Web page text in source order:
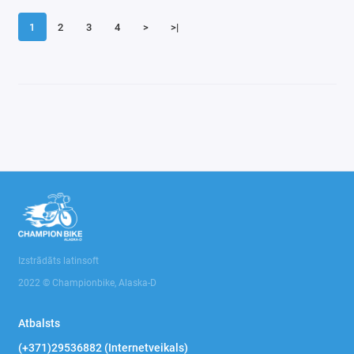
1 2 3 4 > >|
Izstrādāts latinsoft
2022 © Championbike, Alaska-D
Atbalsts
(+371)29536882 (Internetveikals)